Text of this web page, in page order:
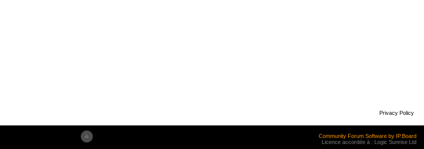
Privacy Policy
Community Forum Software by IP.Board
Licence accordée à : Logic Sunrise Ltd